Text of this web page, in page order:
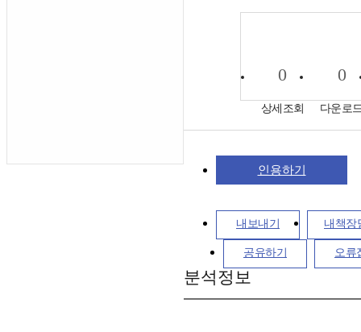
0
상세조회
0
다운로
인용하기
내보내기 내책장
공유하기 오류
분석정보